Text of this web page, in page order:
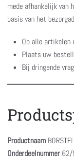
mede afhankelijk van
basis van het
Op alle artikelen
Plaats uw
Bij dringende
Productnaam BORSTEL
Onderdeelnummer 62/